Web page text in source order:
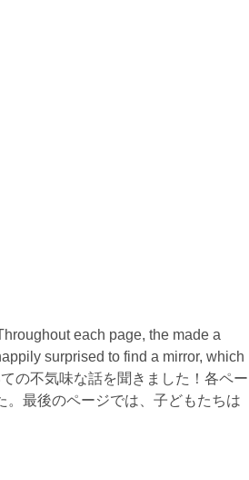
each page, the made a
surprised to find a mirror, which
の不気味な話を聞きました！各ペー
。最後のページでは、子どもたちは